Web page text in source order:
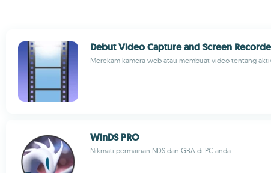
Debut Video Capture and Screen
Merekam kamera web atau membuat video tentang
WinDS PRO
Nikmati permainan NDS dan GBA di PC anda